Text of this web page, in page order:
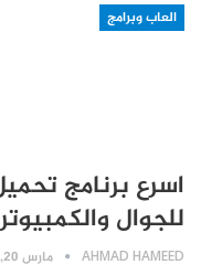
العاب وبرامج
اسرع برنامج
للجوال
AHMAD HAMEED مارس 20, 2023